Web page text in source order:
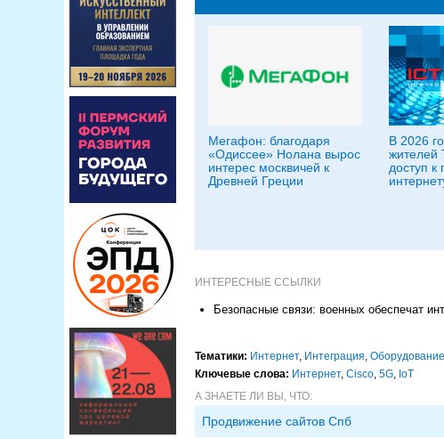
Мегафон: благодаря
«Одиссее» Нолана вырос
интерес москвичей к
Древней Греции
В 2026
жителей
доступ к
ИНТЕРЕСНЫЕ ССЫЛКИ
Безопасные связи: военных обеспечат
Тематики: Интернет, Интеграция, Оборудование
Ключевые слова: Интернет, Cisco, 5G, IoT
А ЗНАЕТЕ ЛИ ВЫ, ЧТО:
Продвижение сайтов Спб